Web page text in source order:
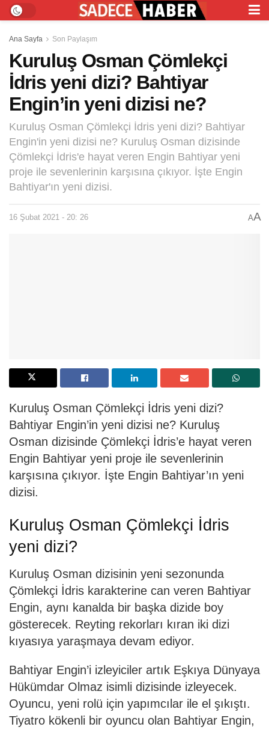
Ana Sayfa Son Paylaşım
Kuruluş Osman Çömlekçi
İdris yeni dizi? Bahtiyar
Engin’in yeni dizisi ne?
Kuruluş Osman Çömlekçi İdris yeni dizi? Bahtiyar
Engin'in yeni dizisi ne? Kuruluş Osman dizisinde
Çömlekçi İdris'e hayat veren Engin Bahtiyar yeni
proje ile sevenlerinin karşısına çıkıyor. İşte Engin
Bahtiyar'ın yeni dizisi.
16 Şubat 2021 - 20: 26 AA
Kuruluş Osman Çömlekçi İdris yeni dizi?
Bahtiyar Engin’in yeni dizisi ne? Kuruluş
Osman dizisinde Çömlekçi İdris’e hayat veren
Engin Bahtiyar yeni proje ile sevenlerinin
karşısına çıkıyor. İşte Engin Bahtiyar’ın yeni
dizisi.
Kuruluş Osman Çömlekçi İdris
yeni dizi?
Kuruluş Osman dizisinin yeni sezonunda
Çömlekçi İdris karakterine can veren Bahtiyar
Engin, aynı kanalda bir başka dizide boy
gösterecek. Reyting rekorları kıran iki dizi
kıyasıya yaraşmaya devam ediyor.
Bahtiyar Engin’i izleyiciler artık Eşkıya Dünyaya
Hükümdar Olmaz isimli dizisinde izleyecek.
Oyuncu, yeni rolü için yapımcılar ile el şıkıştı.
Tiyatro kökenli bir oyuncu olan Bahtiyar Engin,